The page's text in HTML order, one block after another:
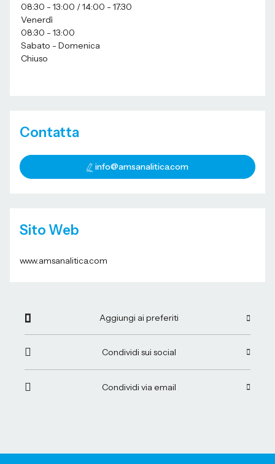
08:30 - 13:00 / 14:00 - 17:30
Venerdì
08:30 - 13:00
Sabato - Domenica
Chiuso
Contatta
info@amsanalitica.com
Sito Web
www.amsanalitica.com
Aggiungi ai preferiti
Condividi sui social
Condividi via email